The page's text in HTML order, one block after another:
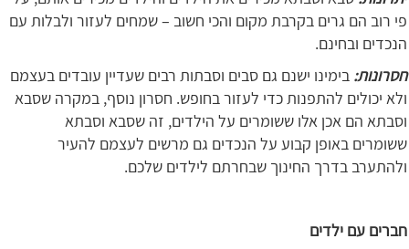
פי רוב הם גרים בקרבת מקום והכי חשוב – שמחים לעזור ולבלות עם
הנכדים ובחינם.
חסרונות: בימינו ישנם גם סבים וסבתות רבים שעדיין עובדים בעצמם
ולא יכולים להתפנות כדי לעזור בחופש. חסרון נוסף, במקרה שסבא
וסבתא הם אכן אלו ששומרים על הילדים, זה שסבא וסבתא
ששומרים באופן קבוע על הנכדים גם מרשים לעצמם להעיר
ולהתערב בדרך החינוך שבחרתם לילדים שלכם.
חברים עם ילדים